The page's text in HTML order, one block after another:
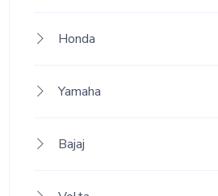
Honda
Yamaha
Bajaj